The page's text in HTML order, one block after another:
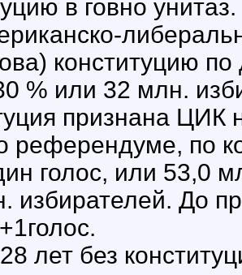
в говно унитаз.
конституцию
% или 32 млн.
признана ЦИК
референдуме, по
голос, или 53,0
избирателей. До
лет без